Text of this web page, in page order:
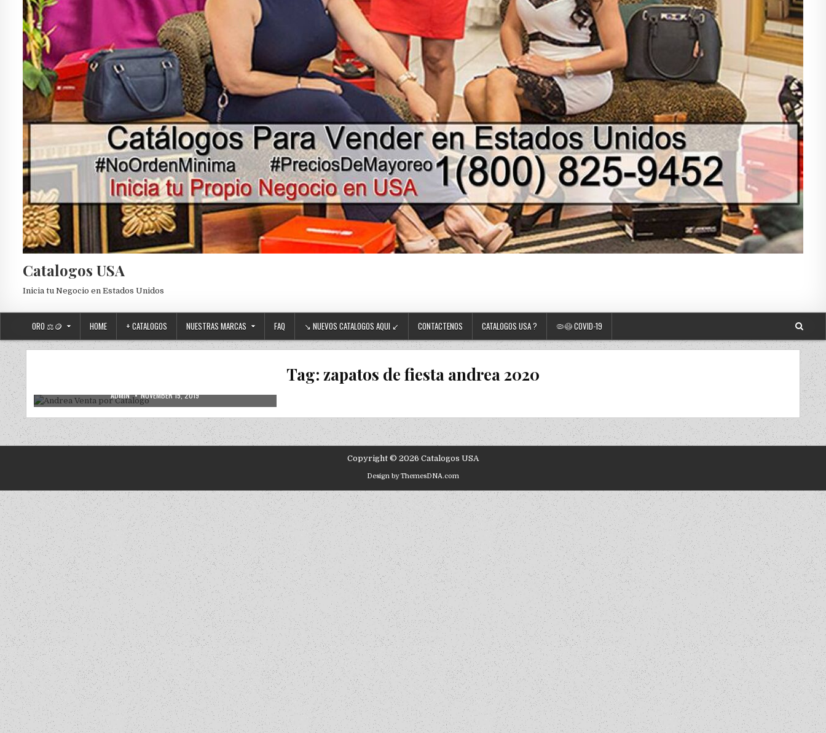
Catalogos USA
Inicia tu Negocio en Estados Unidos
ORO ⚖️🪙 HOME + CATALOGOS NUESTRAS MARCAS FAQ ↘ NUEVOS CATALOGOS AQUI ↙ CONTACTENOS CATALOGOS USA ? 🦠😷 COVID-19
Tag: zapatos de fiesta andrea 2020
AUTHOR:
ADMIN PUBLISHED DATE:
NOVEMBER 15, 2019
Copyright © 2026 Catalogos USA
Design by ThemesDNA.com